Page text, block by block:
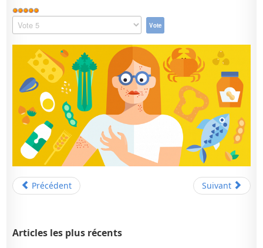
Vote
utilisateur:
Veuillez
voter
Précédent Suivant
Articles les plus récents